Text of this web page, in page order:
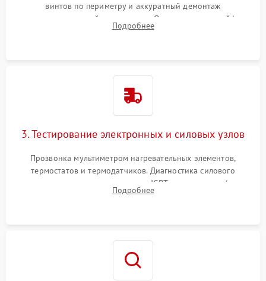
винтов по периметру и аккуратный демонтаж
стеклокерамической поверхности. Отсоединение шлейфов
сенсорного блока для доступа к силовым платам, катушкам
Подробнее
3. Тестирование электронных и силовых узлов
Прозвонка мультиметром нагревательных элементов,
термостатов и термодатчиков. Диагностика силового
модуля, реле, диодных мостов и IGBT-транзисторов (для
индукции). Проверка кранов и газ-контроля (для газовых
Подробнее